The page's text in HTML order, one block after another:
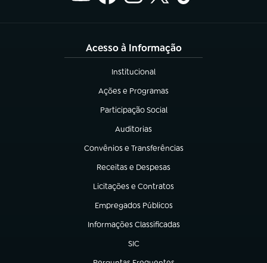
Acesso à Informação
Institucional
(abre em nova aba)
Ações e Programas
(abre em nova aba)
Participação Social
(abre em nova aba)
Auditorias
(abre em nova aba)
Convênios e Transferências
(abre em nova aba)
Receitas e Despesas
(abre em nova aba)
Licitações e Contratos
(abre em nova aba)
Empregados Públicos
(abre em nova aba)
Informações Classificadas
(abre em nova aba)
SIC
(abre em nova aba)